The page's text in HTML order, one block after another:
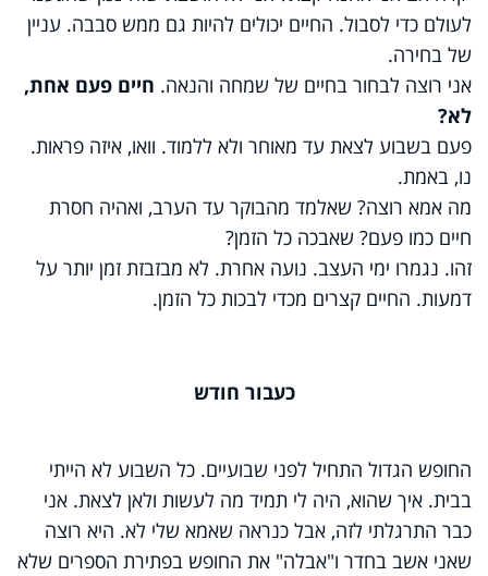
לעולם כדי לסבול. החיים יכולים להיות גם ממש סבבה. עניין
של בחירה.
אני רוצה לבחור בחיים של שמחה והנאה. חיים פעם אחת,
לא?
פעם בשבוע לצאת עד מאוחר ולא ללמוד. וואו, איזה פראות.
נו, באמת.
מה אמא רוצה? שאלמד מהבוקר עד הערב, ואהיה חסרת
חיים כמו פעם? שאבכה כל הזמן?
זהו. נגמרו ימי העצב. נועה אחרת. לא מבזבזת זמן יותר על
דמעות. החיים קצרים מכדי לבכות כל הזמן.
כעבור חודש
החופש הגדול התחיל לפני שבועיים. כל השבוע לא הייתי
בבית. איך שהוא, היה לי תמיד מה לעשות ולאן לצאת. אני
כבר התרגלתי לזה, אבל כנראה שאמא שלי לא. היא רוצה
שאני אשב בחדר ו"אבלה" את החופש בפתירת הספרים שלא